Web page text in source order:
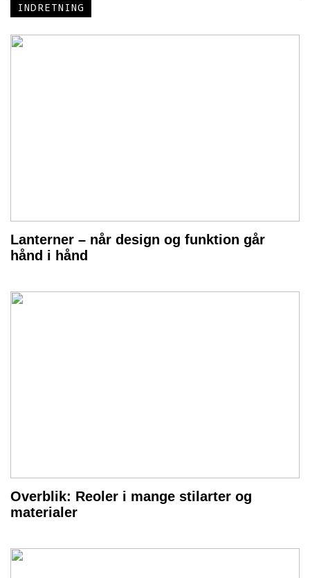
INDRETNING
Lanterner – når design og funktion går
hånd i hånd
Overblik: Reoler i mange stilarter og
materialer